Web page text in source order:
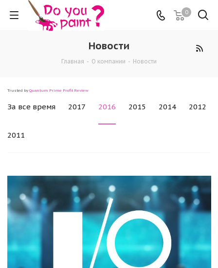
0
Новости
Главная - О компании - Новости
Trusted by Quantum Prime Profit Review
За все время 2017 2016 2015 2014 2012
2011